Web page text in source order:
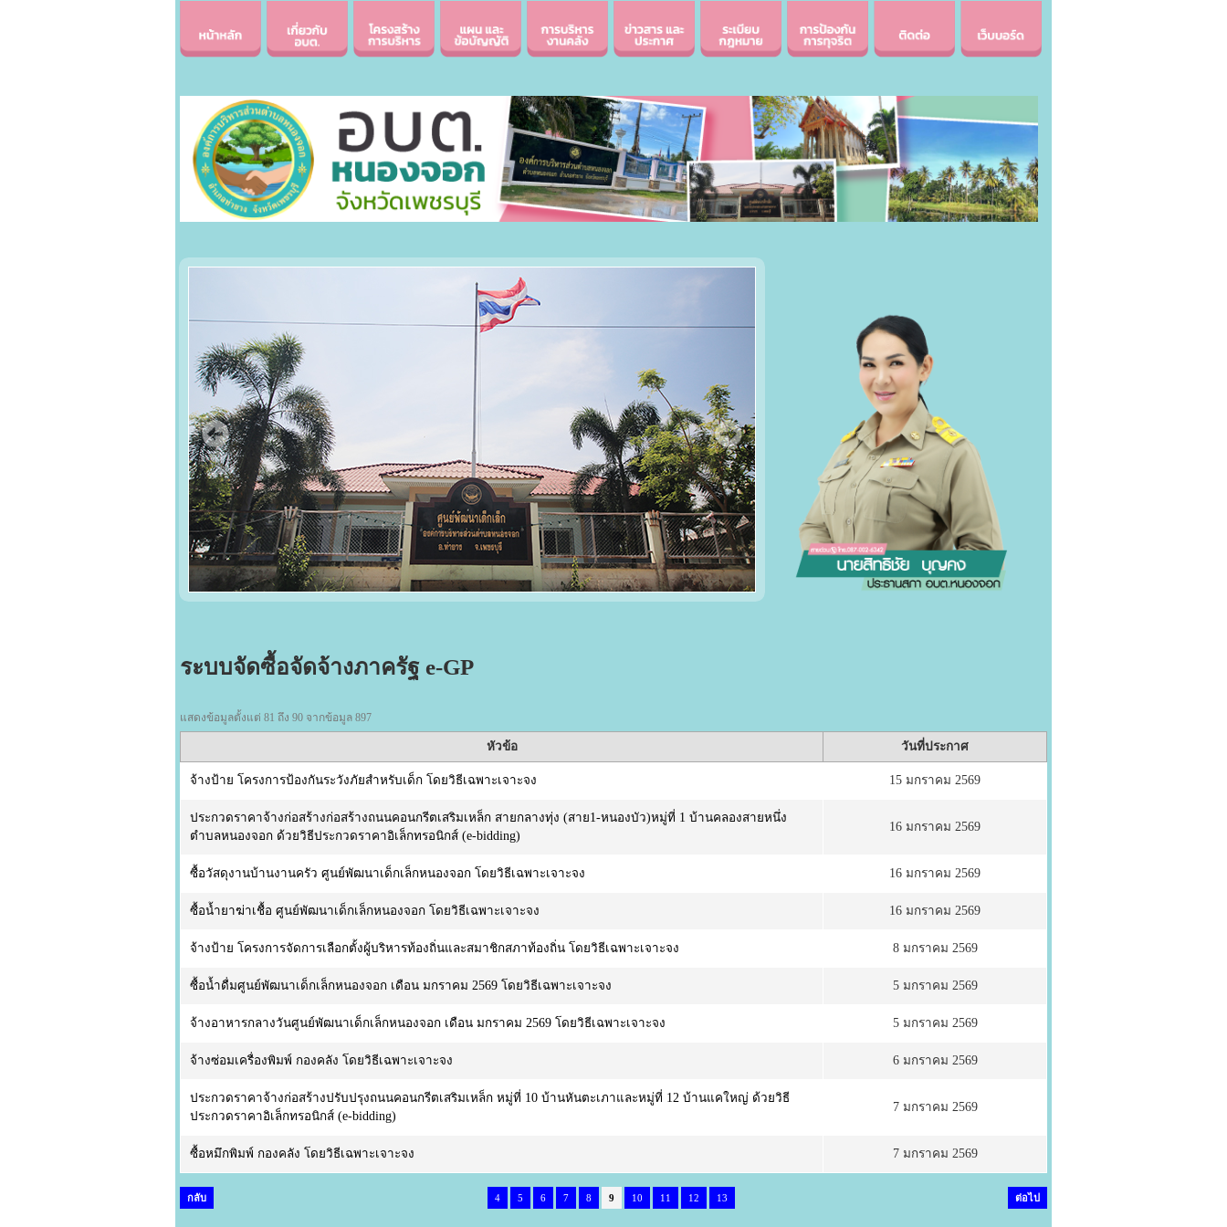
ระบบจัดซื้อจัดจ้างภาครัฐ e-GP
แสดงข้อมูลตั้งแต่ 81 ถึง 90 จากข้อมูล 897
หัวข้อ วันที่ประกาศ
จ้างป้าย โครงการป้องกันระวังภัยสำหรับเด็ก โดยวิธีเฉพาะเจาะจง 15 มกราคม 2569
ประกวดราคาจ้างก่อสร้างก่อสร้างถนนคอนกรีตเสริมเหล็ก สายกลางทุ่ง (สาย1-หนองบัว)หมู่ที่ 1 บ้านคลองสายหนึ่ง
ตำบลหนองจอก ด้วยวิธีประกวดราคาอิเล็กทรอนิกส์ (e-bidding)
16 มกราคม 2569
ซื้อวัสดุงานบ้านงานครัว ศูนย์พัฒนาเด็กเล็กหนองจอก โดยวิธีเฉพาะเจาะจง 16 มกราคม 2569
ซื้อน้ำยาฆ่าเชื้อ ศูนย์พัฒนาเด็กเล็กหนองจอก โดยวิธีเฉพาะเจาะจง 16 มกราคม 2569
จ้างป้าย โครงการจัดการเลือกตั้งผู้บริหารท้องถิ่นและสมาชิกสภาท้องถิ่น โดยวิธีเฉพาะเจาะจง 8 มกราคม 2569
ซื้อน้ำดื่มศูนย์พัฒนาเด็กเล็กหนองจอก เดือน มกราคม 2569 โดยวิธีเฉพาะเจาะจง 5 มกราคม 2569
จ้างอาหารกลางวันศูนย์พัฒนาเด็กเล็กหนองจอก เดือน มกราคม 2569 โดยวิธีเฉพาะเจาะจง 5 มกราคม 2569
จ้างซ่อมเครื่องพิมพ์ กองคลัง โดยวิธีเฉพาะเจาะจง 6 มกราคม 2569
ประกวดราคาจ้างก่อสร้างปรับปรุงถนนคอนกรีตเสริมเหล็ก หมู่ที่ 10 บ้านหันตะเภาและหมู่ที่ 12 บ้านแคใหญ่ ด้วยวิธี
ประกวดราคาอิเล็กทรอนิกส์ (e-bidding)
7 มกราคม 2569
ซื้อหมึกพิมพ์ กองคลัง โดยวิธีเฉพาะเจาะจง 7 มกราคม 2569
กลับ 4 5 6 7 8 9 10 11 12 13 ต่อไป